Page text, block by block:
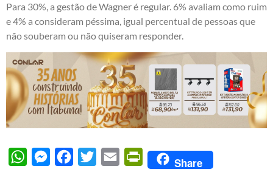
Para 30%, a gestão de Wagner é regular. 6% avaliam como ruim
e 4% a consideram péssima, igual percentual de pessoas que
não souberam ou não quiseram responder.
WhatsAppMessengerFacebook
Twitter Email PrintFriendly
Share